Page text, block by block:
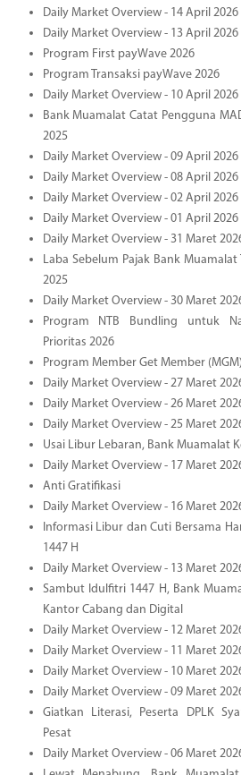
Daily Market Overview - 14 April 2026
Daily Market Overview - 13 April 2026
Program First payWave 2026
Program Transaksi payWave 2026
Daily Market Overview - 10 April 2026
Bank Muamalat Catat Pengguna
2025
Daily Market Overview - 09 April 2026
Daily Market Overview - 08 April 2026
Daily Market Overview - 02 April 2026
Daily Market Overview - 01 April 2026
Daily Market Overview - 31 Maret
Laba Sebelum Pajak Bank
2025
Daily Market Overview - 30 Maret
Program NTB Bundling untuk
Prioritas 2026
Program Member Get Member
Daily Market Overview - 27 Maret
Daily Market Overview - 26 Maret
Daily Market Overview - 25 Maret
Usai Libur Lebaran, Bank Muamalat
Daily Market Overview - 17 Maret
Anti Gratifikasi
Daily Market Overview - 16 Maret
Informasi Libur dan Cuti Bersama
1447 H
Daily Market Overview - 13 Maret
Sambut Idulfitri 1447 H, Bank
Kantor Cabang dan Digital
Daily Market Overview - 12 Maret
Daily Market Overview - 11 Maret
Daily Market Overview - 10 Maret
Daily Market Overview - 09 Maret
Giatkan Literasi, Peserta DPLK
Pesat
Daily Market Overview - 06 Maret